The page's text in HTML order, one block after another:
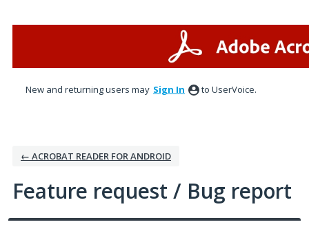
New and returning users may Sign In to UserVoice.
← ACROBAT READER FOR ANDROID
Feature request / Bug report